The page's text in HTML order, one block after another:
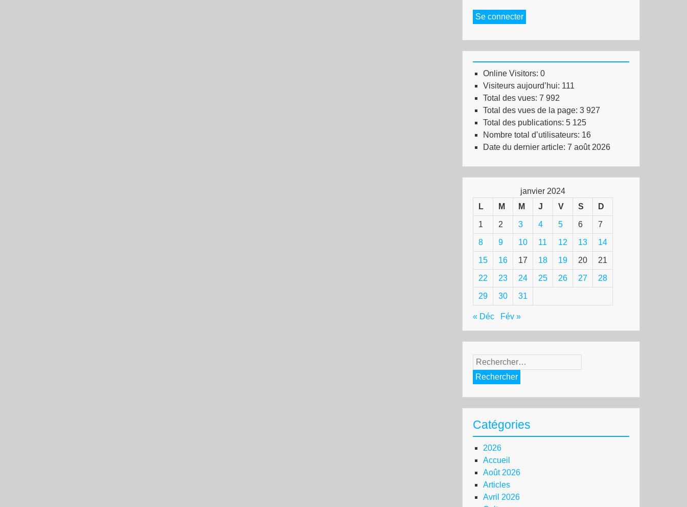
Se connecter
Online Visitors: 0
Visiteurs aujourd’hui: 111
Total des vues: 7 992
Total des vues de la page: 3 927
Total des publications: 5 125
Nombre total d’utilisateurs: 16
Date du dernier article: 7 août 2026
janvier 2024
L
M M J V S D
1 2 3 4 5 6 7
8 9 10 11 12 13 14
15 16 17 18 19 20 21
22 23 24 25 26 27 28
29 30 31
« Déc Fév »
Rechercher :
Catégories
2026
Accueil
Août 2026
Articles
Avril 2026